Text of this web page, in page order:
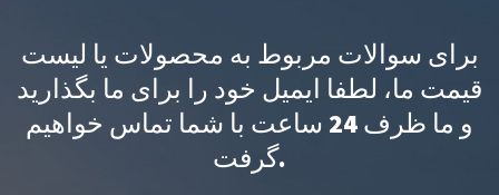
برای سوالات مربوط به محصولات یا لیست
قیمت ما، لطفا ایمیل خود را برای ما بگذارید
و ما ظرف 24 ساعت با شما تماس خواهیم
گرفت.